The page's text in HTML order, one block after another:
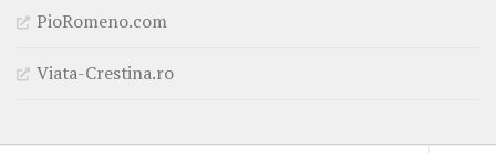
PioRomeno.com
Viata-Crestina.ro